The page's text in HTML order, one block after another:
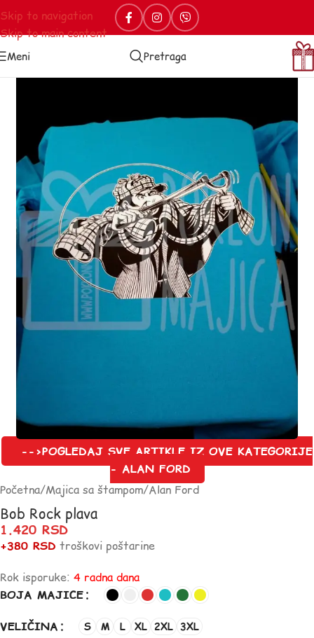
Skip to navigation
Skip to main content
Meni Pretraga
-->POGLEDAJ SVE ARTIKLE IZ OVE KATEGORIJE
- ALAN FORD
Početna/Majica sa štampom/Alan Ford
Bob Rock plava
1.420 RSD
+380 RSD troškovi poštarine
Rok isporuke: 4 radna dana
BOJA MAJICE
VELIČINA S M L XL 2XL 3XL